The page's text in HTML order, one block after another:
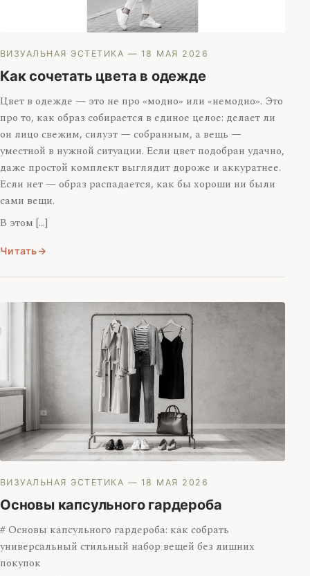
ВИЗУАЛЬНАЯ ЭСТЕТИКА — 18 МАЯ 2026
Как сочетать цвета в одежде
Цвет в одежде — это не про «модно» или «немодно». Это
про то, как образ собирается в единое целое: делает ли
он лицо свежим, силуэт — собранным, а вещь —
уместной в нужной ситуации. Если цвет подобран удачно,
даже простой комплект выглядит дороже и аккуратнее.
Если нет — образ распадается, как бы хороши ни были
сами вещи.
В этом […]
Читать
ВИЗУАЛЬНАЯ ЭСТЕТИКА — 18 МАЯ 2026
Основы капсульного гардероба
# Основы капсульного гардероба: как собрать
универсальный стильный набор вещей без лишних
покупок